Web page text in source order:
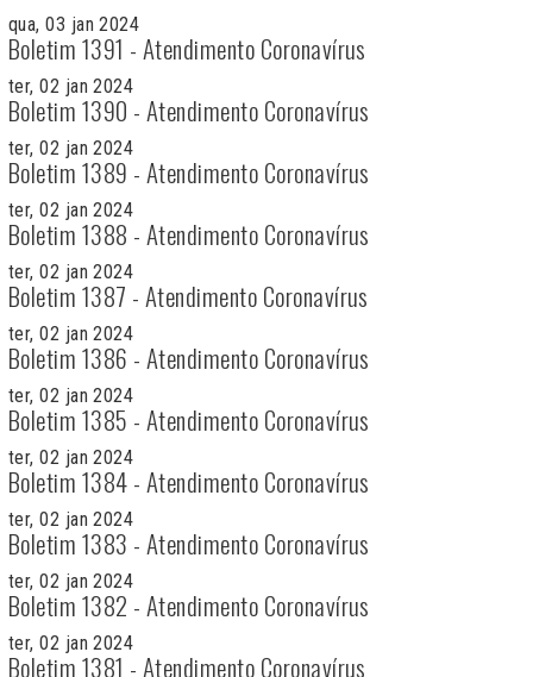
qua, 03 jan 2024
Boletim 1391 - Atendimento Coronavírus
ter, 02 jan 2024
Boletim 1390 - Atendimento Coronavírus
ter, 02 jan 2024
Boletim 1389 - Atendimento Coronavírus
ter, 02 jan 2024
Boletim 1388 - Atendimento Coronavírus
ter, 02 jan 2024
Boletim 1387 - Atendimento Coronavírus
ter, 02 jan 2024
Boletim 1386 - Atendimento Coronavírus
ter, 02 jan 2024
Boletim 1385 - Atendimento Coronavírus
ter, 02 jan 2024
Boletim 1384 - Atendimento Coronavírus
ter, 02 jan 2024
Boletim 1383 - Atendimento Coronavírus
ter, 02 jan 2024
Boletim 1382 - Atendimento Coronavírus
ter, 02 jan 2024
Boletim 1381 - Atendimento Coronavírus